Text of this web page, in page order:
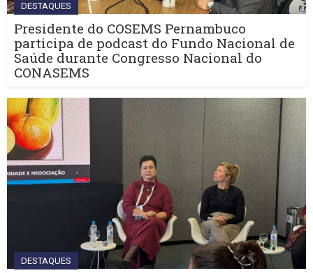
DESTAQUES
Presidente do COSEMS Pernambuco
participa de podcast do Fundo Nacional de
Saúde durante Congresso Nacional do
CONASEMS
DESTAQUES